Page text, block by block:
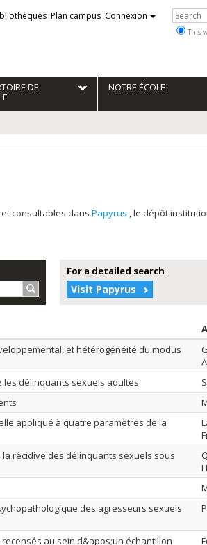
Plan campus Connexion
This
DE NOTRE ÉCOLE
consultables dans Papyrus , le dépôt
Search…
For a detailed search
Visit Papyrus
et hétérogénéité du modus
les délinquants sexuels adultes
appliqué à quatre paramètres de la
récidive des délinquants sexuels sous
des agresseurs sexuels
au sein d&apos;un échantillon